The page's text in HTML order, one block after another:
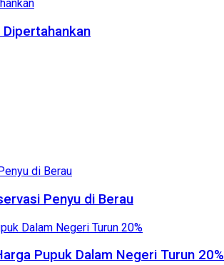
Penyu di Berau
Pupuk Dalam Negeri Turun 20%